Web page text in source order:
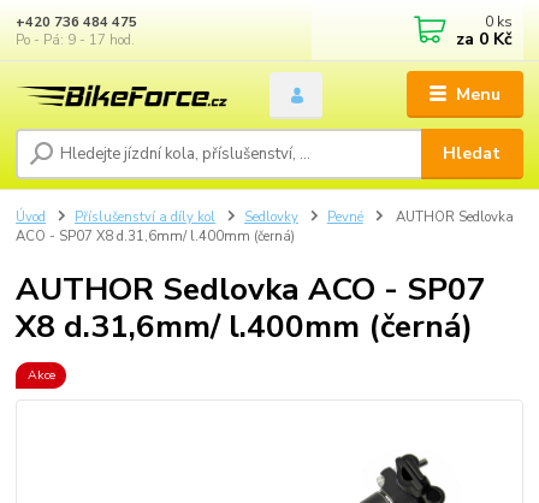
Menu
Hledat
+420 736 484 475
Po - Pá: 9 - 17 hod.
0 ks
za 0 Kč
Úvod Příslušenství a díly kol Sedlovky Pevné
AUTHOR Sedlovka
ACO - SP07 X8 d.31,6mm/ l.400mm (černá)
AUTHOR Sedlovka ACO - SP07
X8 d.31,6mm/ l.400mm (černá)
Akce